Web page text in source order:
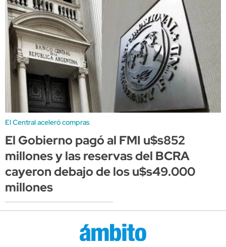
El Central aceleró compras
El Gobierno pagó al FMI u$s852
millones y las reservas del BCRA
cayeron debajo de los u$s49.000
millones